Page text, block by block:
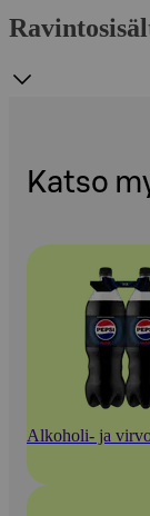
Katso
Alkoholi- ja